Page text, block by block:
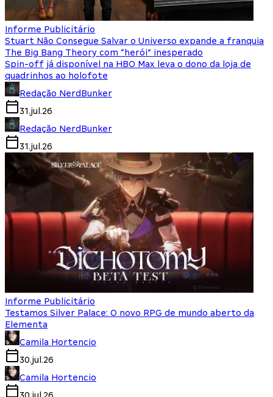
Informe Publicitário
Stuart Não Consegue Salvar o Universo expande a franquia
The Big Bang Theory com “herói” inesperado
Spin-off já disponível na HBO Max leva o dono da loja de
quadrinhos ao holofote
Redação NerdBunker
31.jul.26
Redação NerdBunker
31.jul.26
Informe Publicitário
Testamos Silver Palace: O novo RPG de mundo aberto da
Elementa
Camila Hortencio
30.jul.26
Camila Hortencio